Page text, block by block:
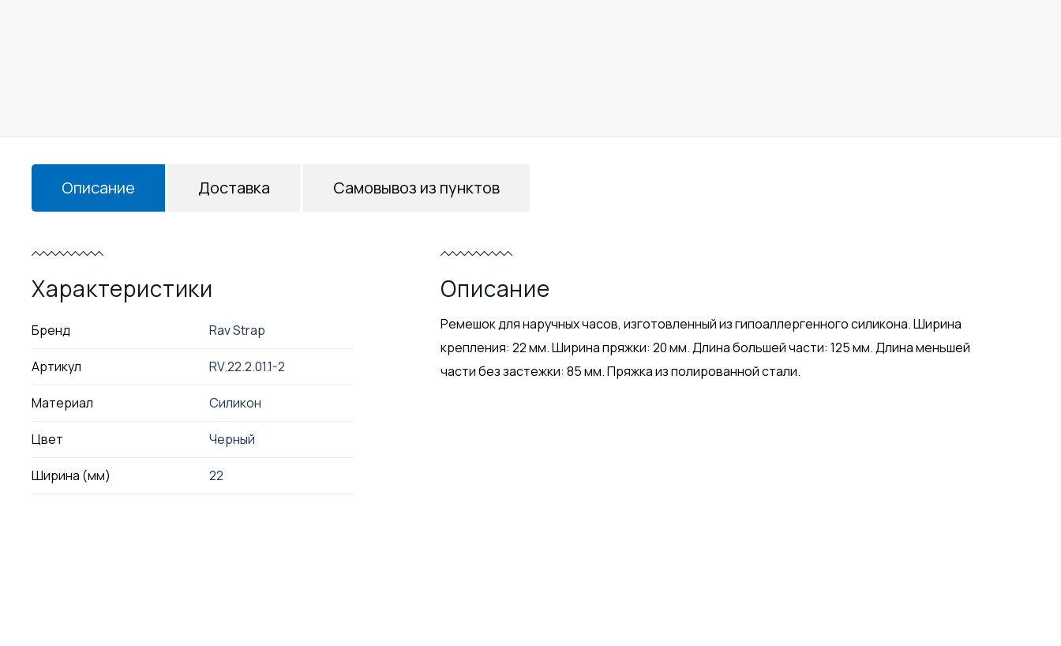
Описание
Характеристики
Бренд Rav Strap
Артикул RV.22.2.01.1-2
Материал Силикон
Цвет Черный
Ширина (мм) 22
Описание
Ремешок для наручных часов, изготовленный из гипоаллергенного силикона. Ширина
крепления: 22 мм. Ширина пряжки: 20 мм. Длина большей части: 125 мм. Длина меньшей
части без застежки: 85 мм. Пряжка из полированной стали.
Доставка Самовывоз из пунктов